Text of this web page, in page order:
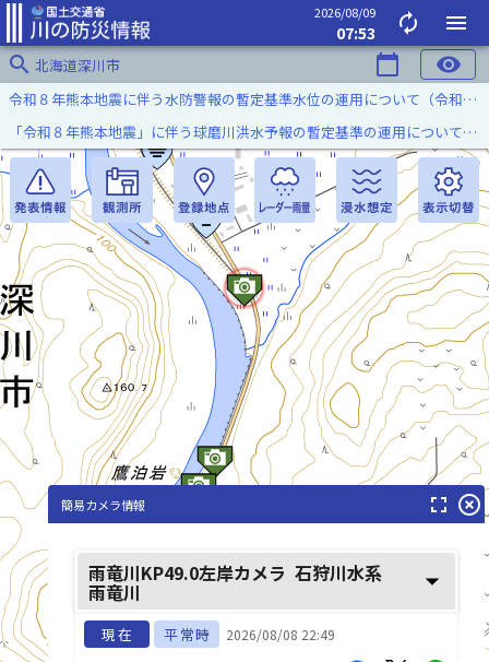
2026/08/09
07:53 autorenew
menu
search 北海道深川市 calendar_today visibility
雨竜川(うりゆうがわ)
令和８年熊本地震に伴う水防警報の暫定基準水位の運用について（令和８年８月７日）
「令和８年熊本地震」に伴う球磨川洪水予報の暫定基準の運用について（令和８年８月５日）
簡易カメラ情報 fullscreen highlight_off
雨竜川KP49.0左岸カメラ 石狩川水系
雨竜川 arrow_drop_down
現在 平常時 2026/08/08 22:49